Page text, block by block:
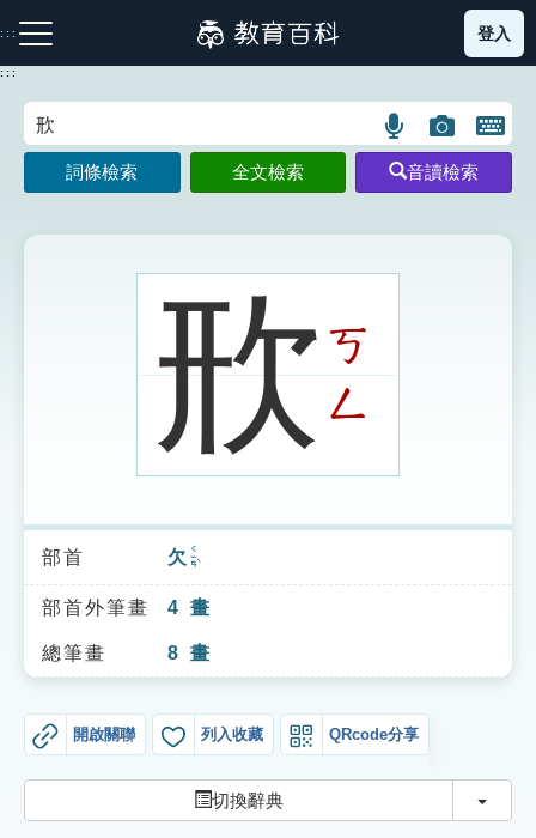
到
主
:::
注音索引圖示 筆畫索引圖示 部首索引表圖示
索引選單
知識索引
單字索引
遊戲專區
教學應用
登入
:::
語
言
搜
示
圖
片
搜
開
鍵
圖
詞條檢索 全文檢索 音讀檢索
㰢ㄎ
ㄥ
部首 欠 ㄑㄧㄢˋ
部首外筆畫 4 畫
總筆畫 8 畫
開啟關聯 列入收藏 QRcode分享
切換辭典 切換